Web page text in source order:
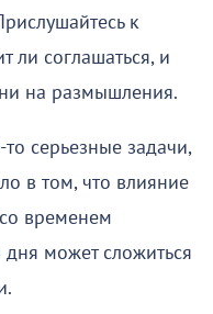
к
ли соглашаться, и
на размышления.
серьезные задачи,
в том, что влияние
временем
может сложиться